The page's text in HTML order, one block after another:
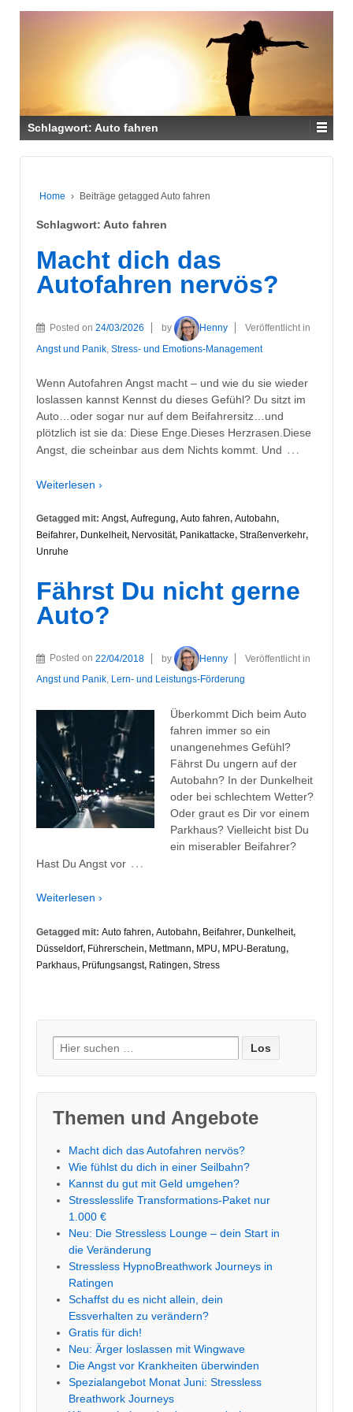
Schlagwort: Auto fahren
Home › Beiträge getagged Auto fahren
Schlagwort: Auto fahren
Macht dich das
Autofahren nervös?
Posted on 24/03/2026 by Henny
Veröffentlicht in
Angst und Panik, Stress- und Emotions-Management
Wenn Autofahren Angst macht – und wie du sie wieder
loslassen kannst Kennst du dieses Gefühl? Du sitzt im
Auto…oder sogar nur auf dem Beifahrersitz…und
plötzlich ist sie da: Diese Enge.Dieses Herzrasen.Diese
Angst, die scheinbar aus dem Nichts kommt. Und …
Weiterlesen ›
Getagged mit: Angst, Aufregung, Auto fahren, Autobahn,
Beifahrer, Dunkelheit, Nervosität, Panikattacke, Straßenverkehr,
Unruhe
Fährst Du nicht gerne
Auto?
Posted on 22/04/2018 by Henny
Veröffentlicht in
Angst und Panik, Lern- und Leistungs-Förderung
Überkommt Dich beim Auto
fahren immer so ein
unangenehmes Gefühl?
Fährst Du ungern auf der
Autobahn? In der Dunkelheit
oder bei schlechtem Wetter?
Oder graut es Dir vor einem
Parkhaus? Vielleicht bist Du
ein miserabler Beifahrer?
Hast Du Angst vor …
Weiterlesen ›
Getagged mit: Auto fahren, Autobahn, Beifahrer, Dunkelheit,
Düsseldorf, Führerschein, Mettmann, MPU, MPU-Beratung,
Parkhaus, Prüfungsangst, Ratingen, Stress
Suche
nach:
Themen und Angebote
Macht dich das Autofahren nervös?
Wie fühlst du dich in einer Seilbahn?
Kannst du gut mit Geld umgehen?
Stresslesslife Transformations-Paket nur
1.000 €
Neu: Die Stressless Lounge – dein Start in
die Veränderung
Stressless HypnoBreathwork Journeys in
Ratingen
Schaffst du es nicht allein, dein
Essverhalten zu verändern?
Gratis für dich!
Neu: Ärger loslassen mit Wingwave
Die Angst vor Krankheiten überwinden
Spezialangebot Monat Juni: Stressless
Breathwork Journeys